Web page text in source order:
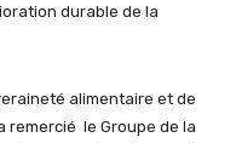
durable de la
alimentaire et de
remercié le Groupe de la